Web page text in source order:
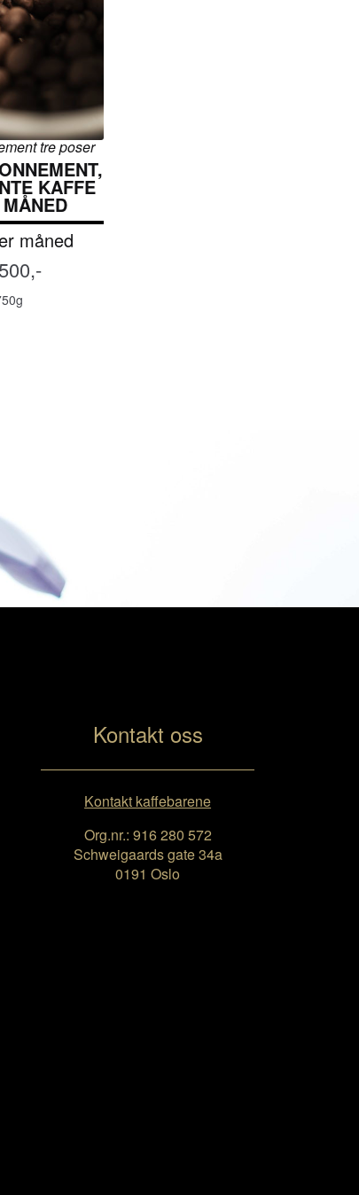
tre poser
KAFFE
måned
Kontakt oss
Kontakt kaffebarene
Org.nr.: 916 280 572
Schweigaards gate 34a
0191 Oslo